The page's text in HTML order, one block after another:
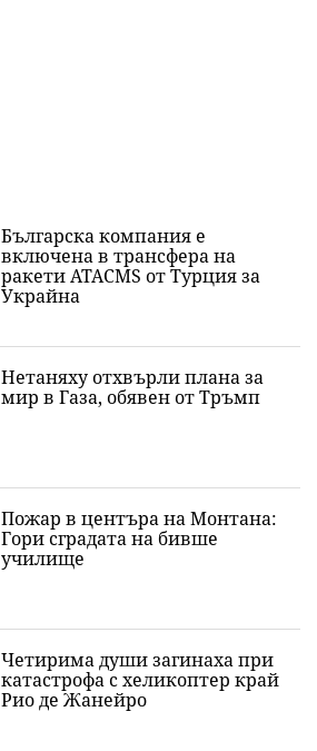
Българска компания е
включена в трансфера на
ракети ATACMS от Турция за
Украйна
Нетаняху отхвърли плана за
мир в Газа, обявен от Тръмп
Пожар в центъра на Монтана:
Гори сградата на бивше
училище
Четирима души загинаха при
катастрофа с хеликоптер край
Рио де Жанейро